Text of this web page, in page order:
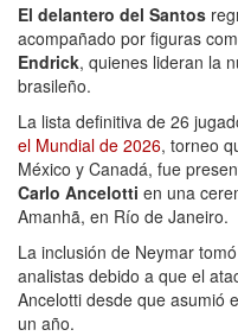
El delantero del Santos
acompañado por figuras
Endrick, quienes lideran la
brasileño.
La lista definitiva de 26
el Mundial de 2026, torneo
México y Canadá, fue
Carlo Ancelotti en una
Amanhã, en Río de Janeiro.
La inclusión de Neymar
analistas debido a que el
Ancelotti desde que asumió
un año.